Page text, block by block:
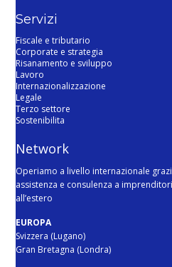
Servizi
Fiscale e tributario
Corporate e strategia
Risanamento e sviluppo
Lavoro
Internazionalizzazione
Legale
Terzo settore
Sostenibilita
Network
Operiamo a livello internazionale
assistenza e consulenza a
all’estero
EUROPA
Svizzera (Lugano)
Gran Bretagna (Londra)